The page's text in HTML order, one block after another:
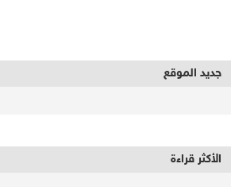
جديد الموقع
الأكثر قراءة